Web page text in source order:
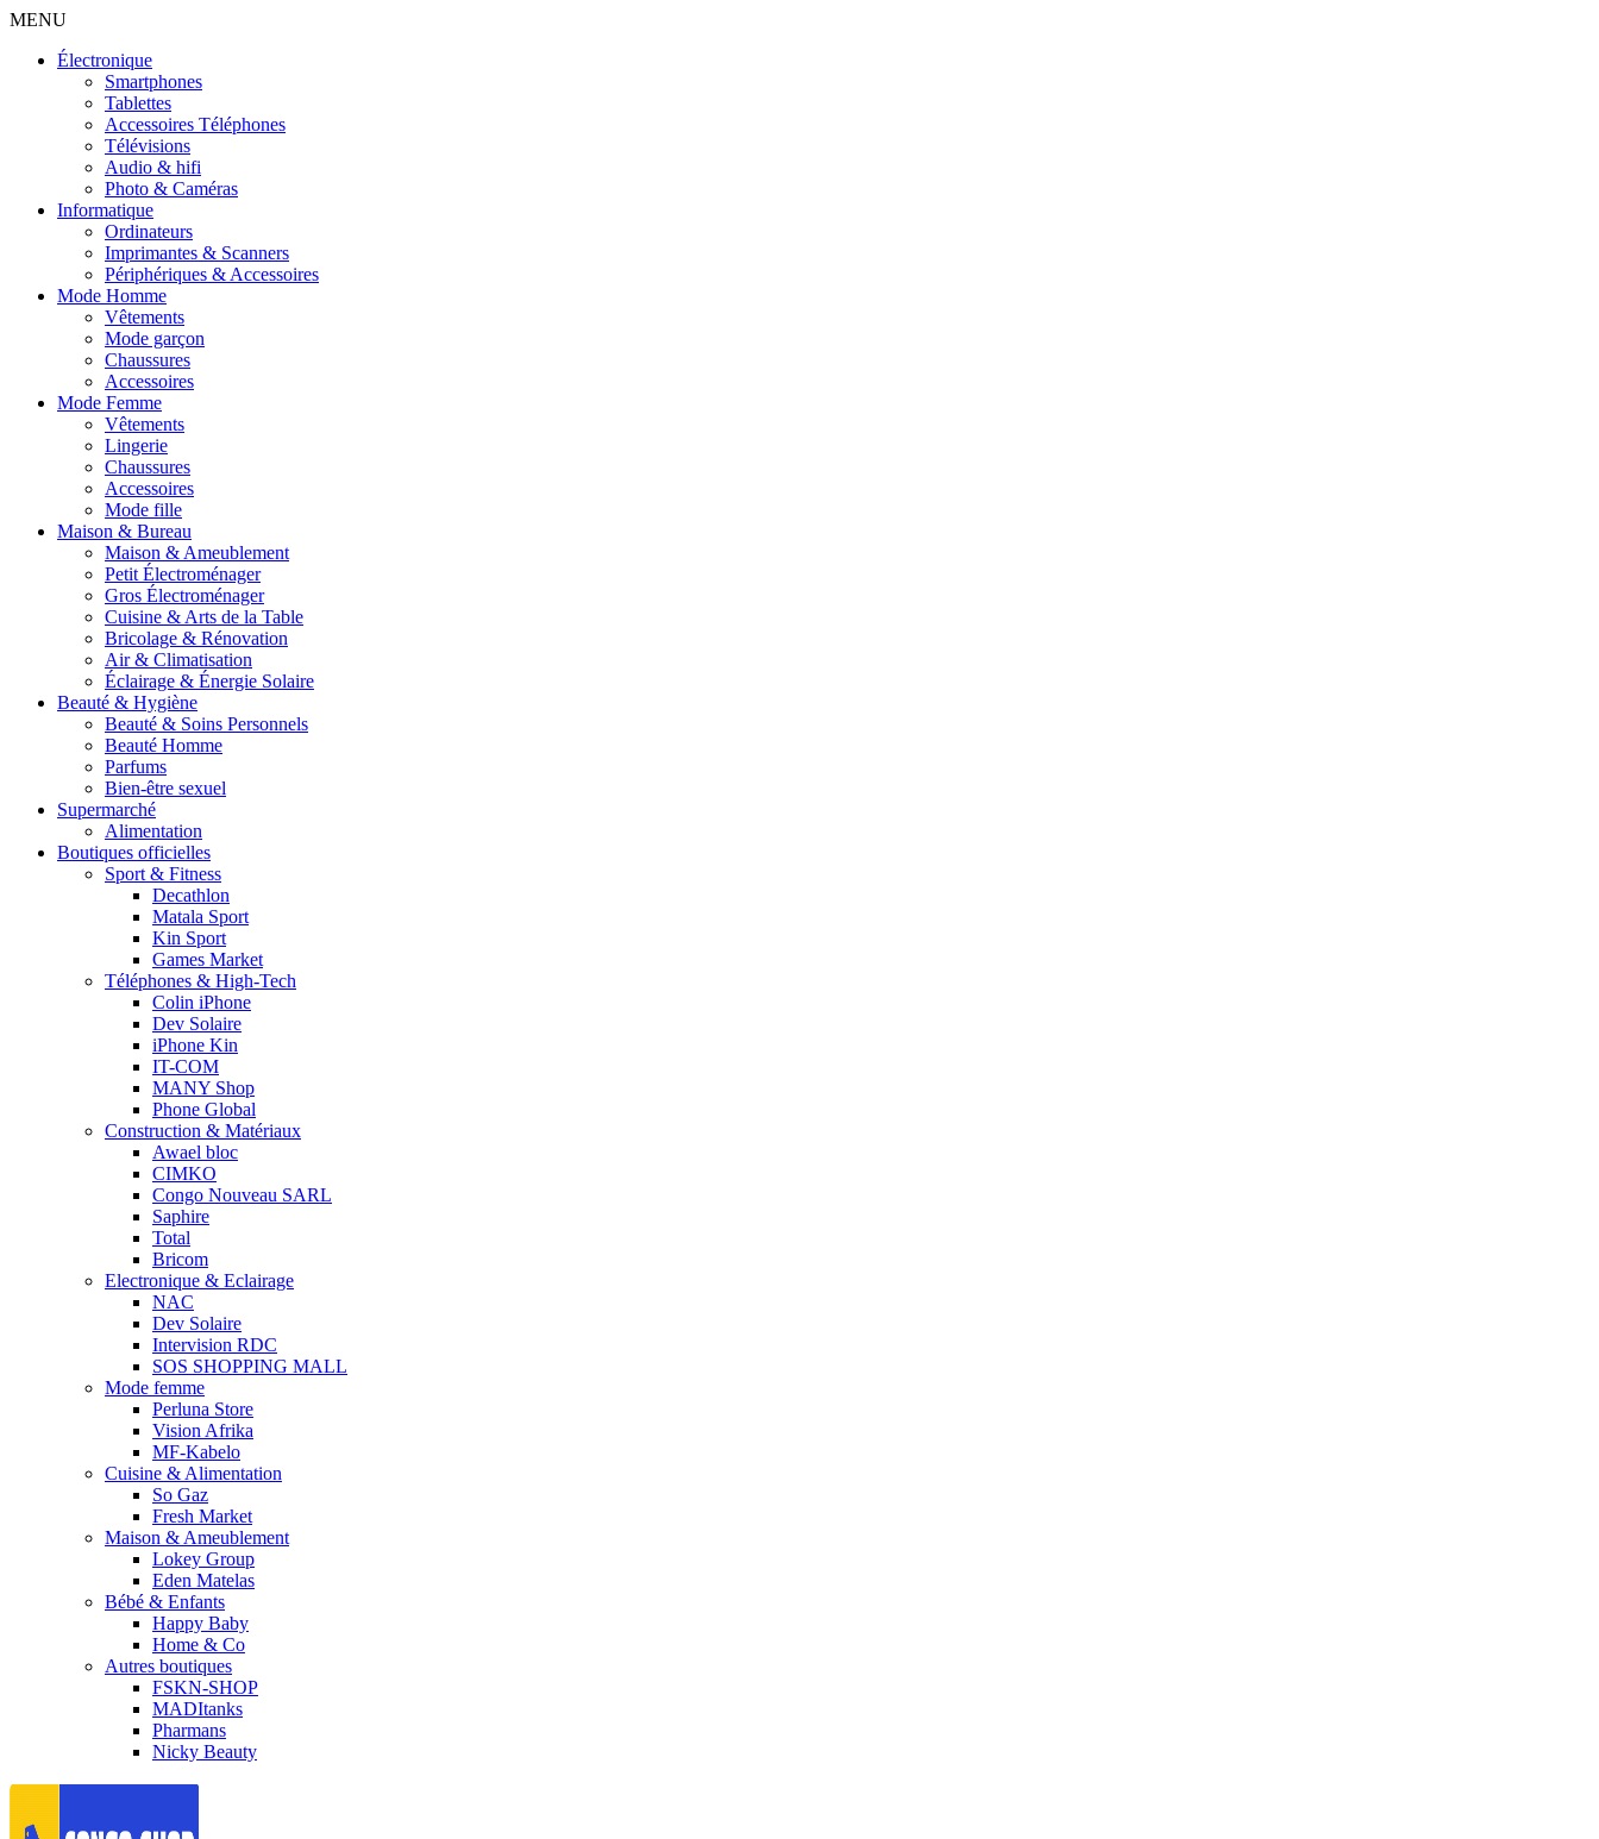
MENU
Électronique
Smartphones
Tablettes
Accessoires Téléphones
Télévisions
Audio & hifi
Photo & Caméras
Informatique
Ordinateurs
Imprimantes & Scanners
Périphériques & Accessoires
Mode Homme
Vêtements
Mode garçon
Chaussures
Accessoires
Mode Femme
Vêtements
Lingerie
Chaussures
Accessoires
Mode fille
Maison & Bureau
Maison & Ameublement
Petit Électroménager
Gros Électroménager
Cuisine & Arts de la Table
Bricolage & Rénovation
Air & Climatisation
Éclairage & Énergie Solaire
Beauté & Hygiène
Beauté & Soins Personnels
Beauté Homme
Parfums
Bien-être sexuel
Supermarché
Alimentation
Boutiques officielles
Sport & Fitness
Decathlon
Matala Sport
Kin Sport
Games Market
Téléphones & High-Tech
Colin iPhone
Dev Solaire
iPhone Kin
IT-COM
MANY Shop
Phone Global
Construction & Matériaux
Awael bloc
CIMKO
Congo Nouveau SARL
Saphire
Total
Bricom
Electronique & Eclairage
NAC
Dev Solaire
Intervision RDC
SOS SHOPPING MALL
Mode femme
Perluna Store
Vision Afrika
MF-Kabelo
Cuisine & Alimentation
So Gaz
Fresh Market
Maison & Ameublement
Lokey Group
Eden Matelas
Bébé & Enfants
Happy Baby
Home & Co
Autres boutiques
FSKN-SHOP
MADItanks
Pharmans
Nicky Beauty